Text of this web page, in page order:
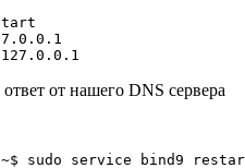
от нашего DNS сервера
sudo service bind9